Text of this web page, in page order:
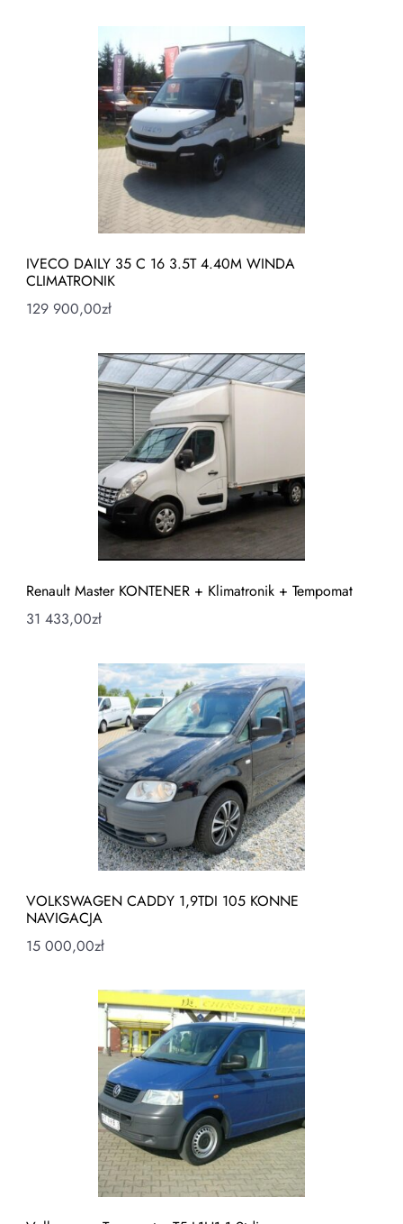
IVECO DAILY 35 C 16 3.5T 4.40M WINDA
CLIMATRONIK
129 900,00zł
Renault Master KONTENER + Klimatronik + Tempomat
31 433,00zł
VOLKSWAGEN CADDY 1,9TDI 105 KONNE
NAVIGACJA
15 000,00zł